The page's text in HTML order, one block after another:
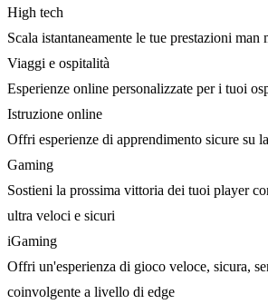
High tech
Scala istantaneamente le tue prestazioni man
Viaggi e ospitalità
Esperienze online personalizzate per i tuoi
Istruzione online
Offri esperienze di apprendimento sicure su
Gaming
Sostieni la prossima vittoria dei tuoi player
ultra veloci e sicuri
iGaming
Offri un'esperienza di gioco veloce, sicura,
coinvolgente a livello di edge